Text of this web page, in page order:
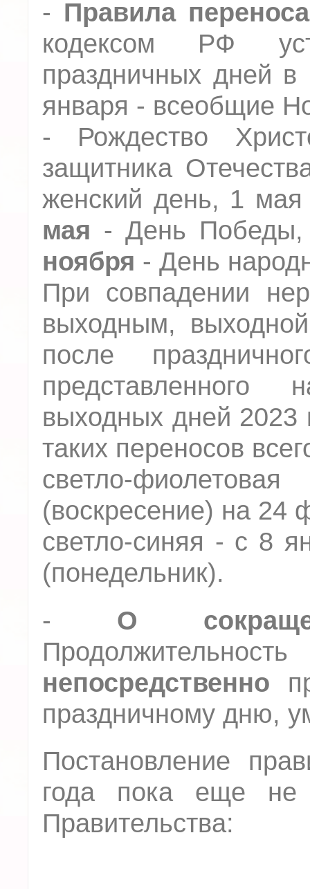
- Правила
кодексом РФ
праздничных дней
января - всеобщие
- Рождество
защитника
женский день, 1
мая - День
ноября - День
При совпадении
выходным,
после
представленного
выходных дней 2023
таких переносов
светло-
(воскресение) на 24
светло-синяя - с 8
(понедельник).
- О
непосредственно
праздничному дню,
Постановление
года пока еще не
Правительства: